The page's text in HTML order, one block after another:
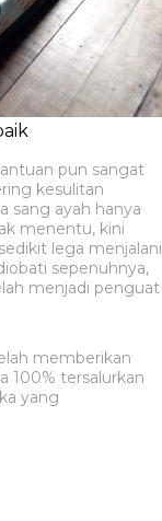
pun sangat
kesulitan
sang ayah hanya
menentu, kini
lega menjalani
sepenuhnya,
menjadi penguat
memberikan
100% tersalurkan
yang